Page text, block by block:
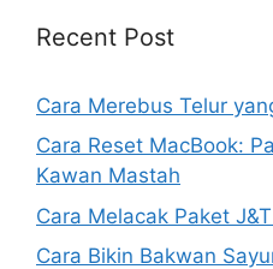
Recent Post
Cara Merebus Telur
Cara Reset MacBook:
Kawan Mastah
Cara Melacak Paket
Cara Bikin Bakwan